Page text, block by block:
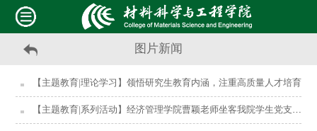
图片新闻
【主题教育|理论学习】领悟研究生教育内涵，注重高质量人才培育
【主题教育|系列活动】经济管理学院曹颖老师坐客我院学生党支部书记论坛